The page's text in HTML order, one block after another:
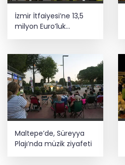
İzmir İtfaiyesi’ne 13,5
milyon Euro’luk
teknoloji yatırımı
Maltepe’de, Süreyya
Plajı’nda müzik ziyafeti